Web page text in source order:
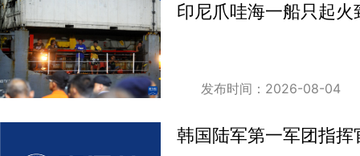
印尼爪哇海一船只起
发布时间：2026-08-04
韩国陆军第一军团指挥